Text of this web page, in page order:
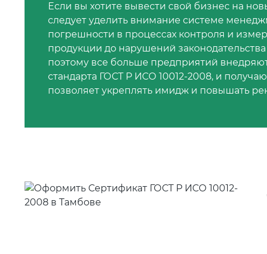
Если вы хотите вывести свой бизнес на
следует уделить внимание системе
погрешности в процессах контроля и
продукции до нарушений
поэтому все больше предприятий
стандарта ГОСТ Р ИСО 10012-2008, и
позволяет укреплять имидж и повышать